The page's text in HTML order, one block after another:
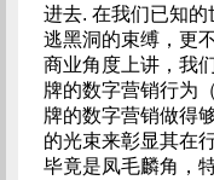
进去. 在我们已知
逃黑洞的束缚，更
商业角度上讲，我
牌的数字营销行为
牌的数字营销做得
的光束来彰显其在
毕竟是凤毛麟角，